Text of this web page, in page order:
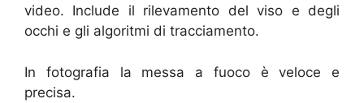
video. Include il rilevamento del viso e degli
occhi e gli algoritmi di tracciamento.
In fotografia la messa a fuoco è veloce e
precisa.